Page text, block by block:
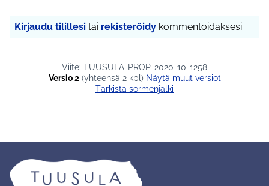
Kirjaudu tilillesi tai rekisteröidy kommentoidaksesi.
Viite: TUUSULA-PROP-2020-10-1258
Versio 2(yhteensä 2 kpl)
näytä muut versiot
Tarkista sormenjälki